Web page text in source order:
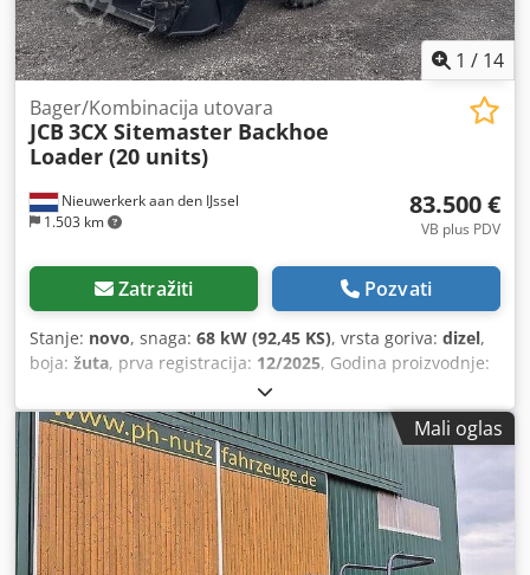
1 / 14
Nieuwerkerk aan den IJssel
1.503 km
Bager/Kombinacija utovara
JCB 3CX Sitemaster Backhoe
Loader (20 units)
83.500 €
VB plus PDV
Zatražiti Pozvati
Stanje: novo, snaga: 68 kW (92,45 KS), vrsta goriva: dizel,
boja: žuta, prva registracija: 12/2025, Godina proizvodnje:
, = Dodatne opcije i pribor = Dkjdpfx Abjzqdt Hsfjr -
Svetlo za upozorenje koje svetli u svim pravcima -
Automatski sistem za zagrevanje = Napomene = Tip: 3CX
14 sa produženom rukom Motor, stepen II Ručne kontrole
(STD LIFT) Paket modela 3CX Sitemaster Ručni menjač,
4WD/2WS Kabina sa klimom i grejanjem Električni sistemi
kabine, Livelink Direktna montaža, multifunkcionalna
lopata sa 6 funkcija, 2350 mm (92) 300 mm (12") standardni
Mali oglas